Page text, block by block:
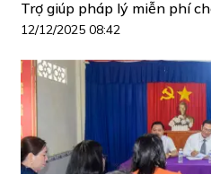
Trợ giúp pháp lý miễn phí
12/12/2025 08:42